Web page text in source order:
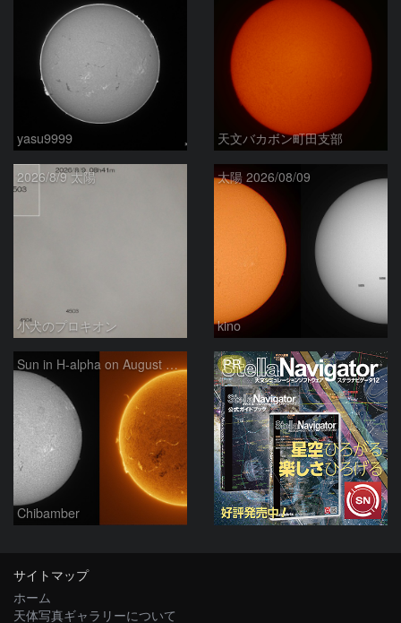
yasu9999 天文バカボン町田支部
2026/8/9 太陽
小犬のプロキオン
太陽 2026/08/09
kino
Sun in H-alpha on August 9, 2026
Chibamber
PR
サイトマップ
ホーム
天体写真ギャラリーについて